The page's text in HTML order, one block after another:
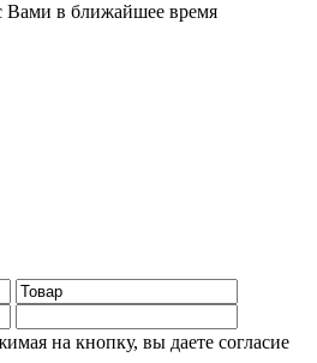
Вами в ближайшее время
на кнопку, вы даете согласие